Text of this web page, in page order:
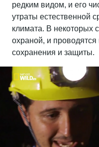
редким видом, и его
утраты естественной
климата. В некоторых
охраной, и
сохранения и защиты.